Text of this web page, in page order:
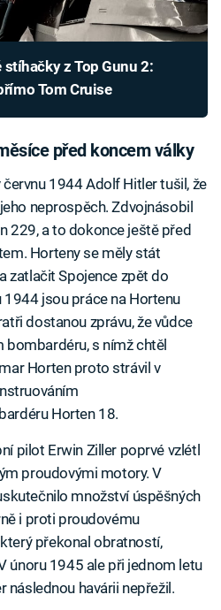
Tom Cruise
před koncem války
1944 Adolf Hitler tušil, že
neprospěch. Zdvojnásobil
229, a to dokonce ještě před
Horteny se měly stát
zatlačit Spojence zpět do
jsou práce na Hortenu
dostanou zprávu, že vůdce
s nímž chtěl
Horten proto strávil v
Horten 18.
pilot Erwin Ziller poprvé vzlétl
proudovými motory. V
množství úspěšných
i proti proudovému
překonal obratností,
únoru 1945 ale při jednom letu
následnou havárii nepřežil.